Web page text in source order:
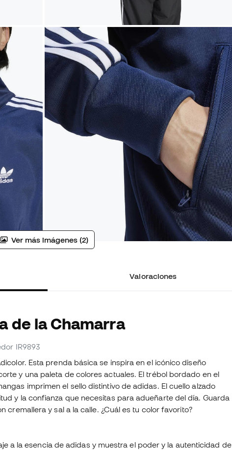
Ver más imágenes (2)
Valoraciones
de la Chamarra
IR9893
Esta prenda básica se inspira en el icónico diseño
y una paleta de colores actuales. El trébol bordado en el
imprimen el sello distintivo de adidas. El cuello alzado
y la confianza que necesitas para adueñarte del día. Guarda
cremallera y sal a la calle. ¿Cuál es tu color favorito?
a la esencia de adidas y muestra el poder y la autenticidad de